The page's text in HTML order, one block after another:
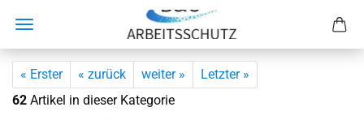
« Erster « zurück weiter »
Letzter »
62 Artikel in dieser Kategorie